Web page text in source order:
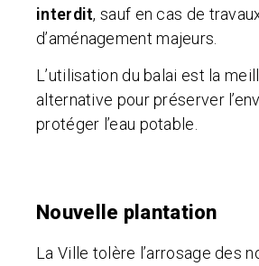
interdit, sauf en cas de
d’aménagement majeurs.
L’utilisation du balai est la
alternative pour préserver
protéger l’eau potable.
Nouvelle plantation
La Ville tolère l’arrosage des